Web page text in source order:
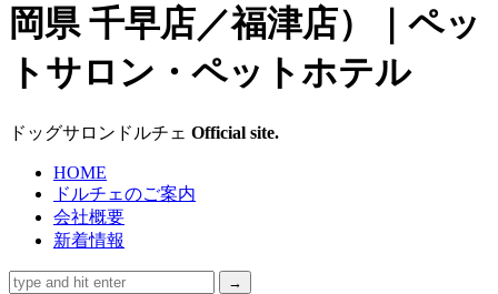
ッ
グ
サ
ロ
ン
ド
ドッグサロンドルチェ Official site.
HOME
ドルチェのご案内
会社概要
新着情報